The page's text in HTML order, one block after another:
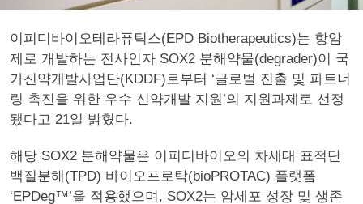
이피디바이오테라퓨틱스(EPD Biotherapeutics)는 항암
제로 개발하는 전사인자 SOX2 분해약물(degrader)이 국
가신약개발사업단(KDDF)로부터 ‘글로벌 진출 및 파트너
링 촉진을 위한 우수 신약개발 지원’의 지원과제로 선정
됐다고 21일 밝혔다.
해당 SOX2 분해약물은 이피디바이오의 차세대 표적단
백질분해(TPD) 바이오프로탁(bioPROTAC) 플랫폼
‘EPDeg™’을 적용했으며, SOX2는 암세포 성장 및 생존